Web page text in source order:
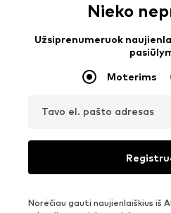
Nieko
Užsiprenumeruok
Moterims
Tavo el. pašto adresas
Norėčiau gauti naujienlaiškius iš